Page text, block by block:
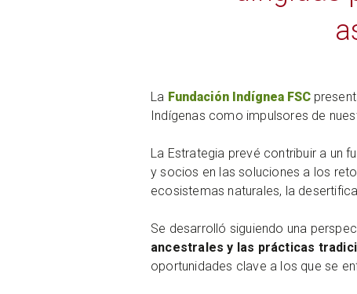
La Fundación Indígnea FSC
Indígenas como impulsores de
La Estrategia prevé contribuir a un
y socios en las soluciones a los
ecosistemas naturales, la
Se desarrolló siguiendo una
ancestrales y las prácticas
oportunidades clave a los que se